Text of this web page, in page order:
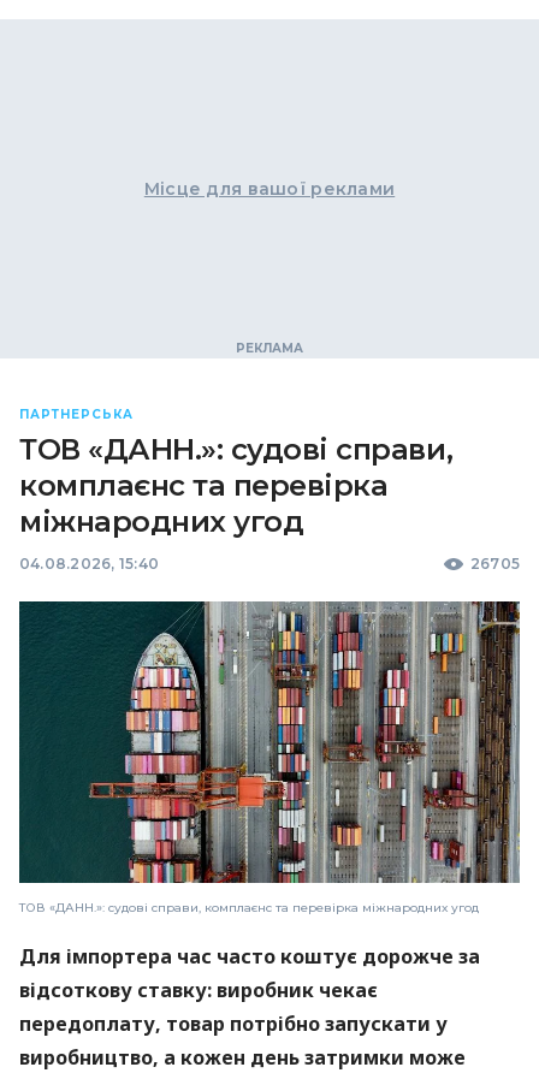
Місце для вашої реклами
ПАРТНЕРСЬКА
ТОВ «ДАНН.»: судові справи,
комплаєнс та перевірка
міжнародних угод
04.08.2026, 15:40 26705
ТОВ «ДАНН.»: судові справи, комплаєнс та перевірка міжнародних угод
Для імпортера час часто коштує дорожче за
відсоткову ставку: виробник чекає
передоплату, товар потрібно запускати у
виробництво, а кожен день затримки може